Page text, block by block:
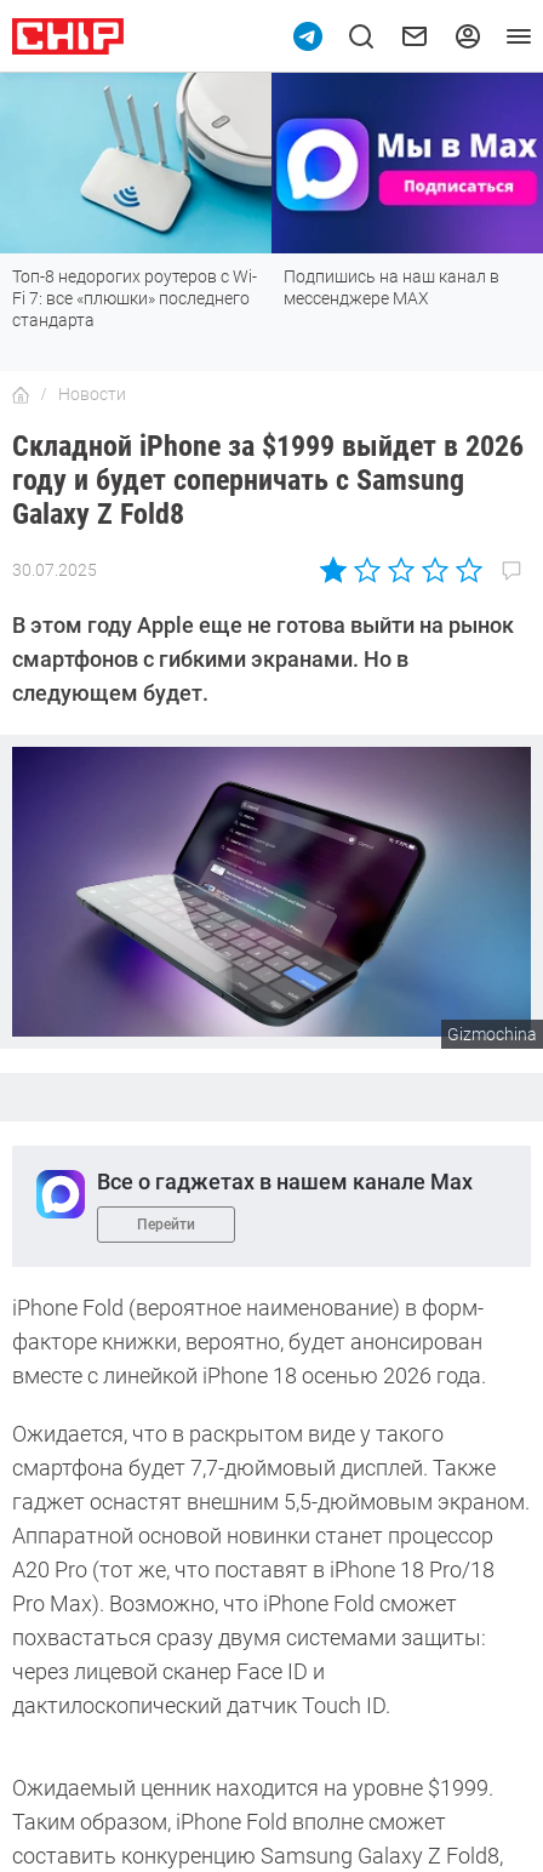
Топ-8 недорогих роутеров с Wi-
Fi 7: все «плюшки» последнего
стандарта
Подпишись на наш канал в
мессенджере МАХ
Новости
Складной iPhone за $1999 выйдет в 2026
году и будет соперничать с Samsung
Galaxy Z Fold8
30.07.2025
Автор:
Калашников
В этом году Apple еще не готова выйти на рынок
смартфонов с гибкими экранами. Но в
следующем будет.
Gizmochina
Все о гаджетах в нашем канале Max
Перейти
iPhone Fold (вероятное наименование) в форм-
факторе книжки, вероятно, будет анонсирован
вместе с линейкой iPhone 18 осенью 2026 года.
Ожидается, что в раскрытом виде у такого
смартфона будет 7,7-дюймовый дисплей. Также
гаджет оснастят внешним 5,5-дюймовым экраном.
Аппаратной основой новинки станет процессор
A20 Pro (тот же, что поставят в iPhone 18 Pro/18
Pro Max). Возможно, что iPhone Fold сможет
похвастаться сразу двумя системами защиты:
через лицевой сканер Face ID и
дактилоскопический датчик Touch ID.
Ожидаемый ценник находится на уровне $1999.
Таким образом, iPhone Fold вполне сможет
составить конкуренцию Samsung Galaxy Z Fold8,